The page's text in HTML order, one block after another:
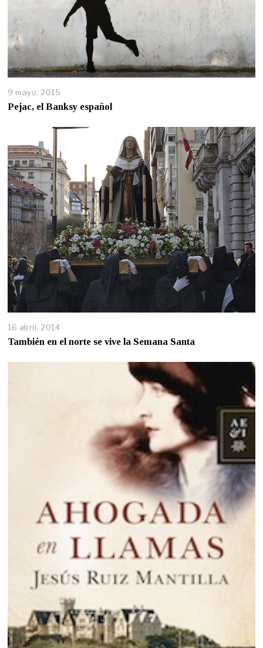
9 mayo, 2015
Pejac, el Banksy español
16 abril, 2014
También en el norte se vive la Semana Santa